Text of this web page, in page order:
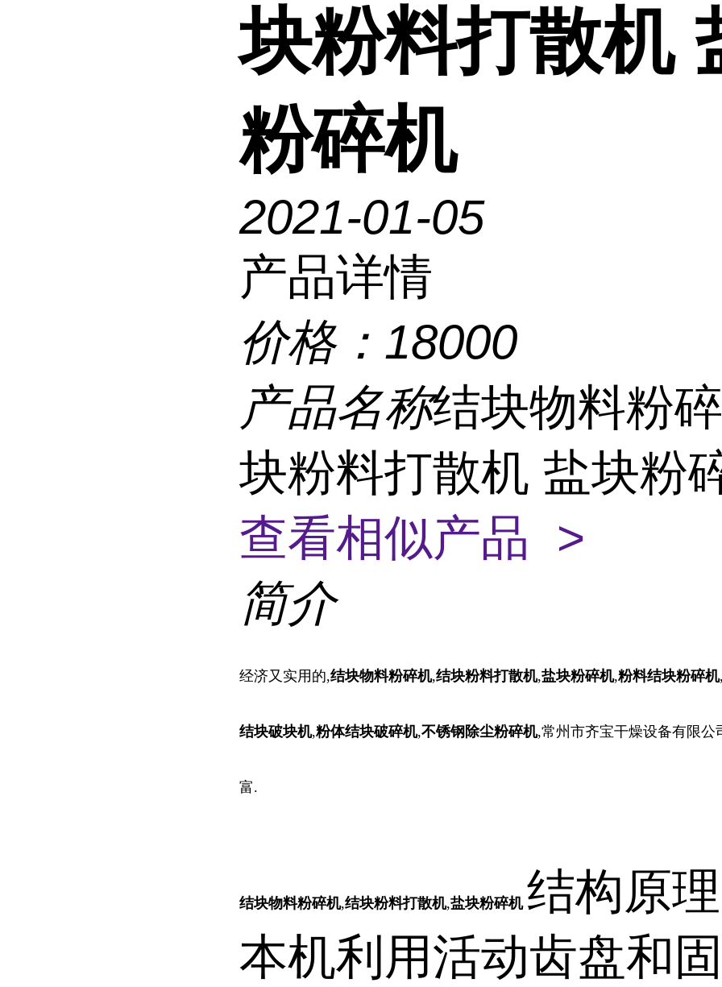
块粉料打散机
粉碎机
2021-01-05
产品详情
价格： 18000
产品名称结块物料粉
块粉料打散机 盐块粉
查看相似产品 >
简介
经济又实用的,结块物料粉碎机,结块粉料打散机,盐块粉碎机,粉料结块粉碎机
结块破块机,粉体结块破碎机,不锈钢除尘粉碎机,常州市齐宝干燥设备有限公
富.
结块物料粉碎机,结块粉料打散机,盐块粉碎机 结构原
本机利用活动齿盘和